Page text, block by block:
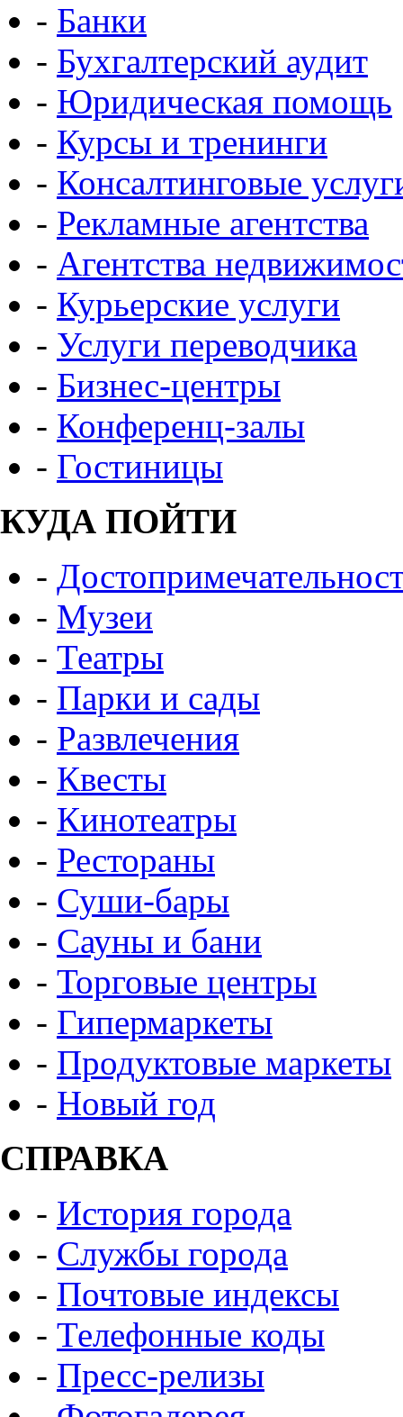
- Банки
- Бухгалтерский аудит
- Юридическая помощь
- Курсы и тренинги
- Консалтинговые
- Рекламные агентства
- Агентства
- Курьерские услуги
- Услуги переводчика
- Бизнес-центры
- Конференц-залы
- Гостиницы
КУДА ПОЙТИ
-
- Музеи
- Театры
- Парки и сады
- Развлечения
- Квесты
- Кинотеатры
- Рестораны
- Суши-бары
- Сауны и бани
- Торговые центры
- Гипермаркеты
- Продуктовые маркеты
- Новый год
СПРАВКА
- История города
- Службы города
- Почтовые индексы
- Телефонные коды
- Пресс-релизы